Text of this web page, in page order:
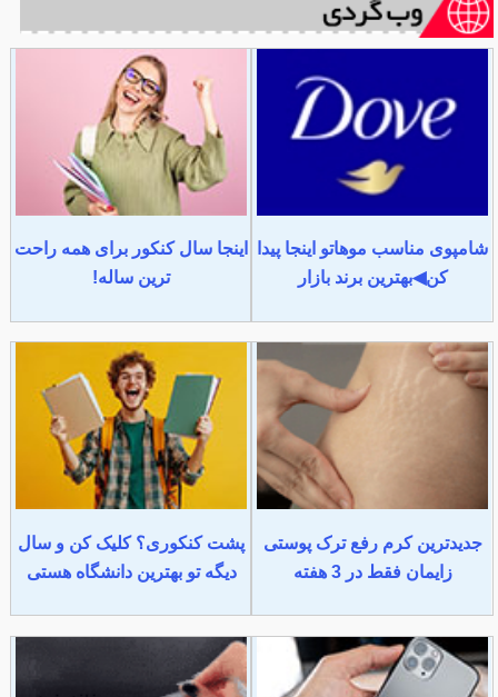
شامپوی مناسب موهاتو اینجا پیدا
کن◀بهترین برند بازار
اینجا سال کنکور برای همه راحت
ترین ساله!
جدیدترین کرم رفع ترک پوستی
زایمان فقط در 3 هفته
پشت کنکوری؟ کلیک کن و سال
دیگه تو بهترین دانشگاه هستی